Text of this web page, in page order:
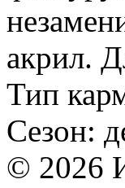
акрил.
Тип
Сезон:
© 2026